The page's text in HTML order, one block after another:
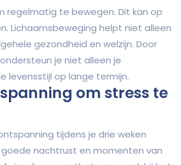
regelmatig te bewegen. Dit kan op
Lichaamsbeweging helpt niet alleen
gezondheid en welzijn. Door
je niet alleen je
levensstijl op lange termijn.
om stress te
tijdens je drie weken
nachtrust en momenten van